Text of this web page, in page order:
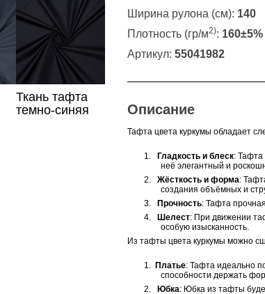
Ширина рулона (см): 140
Плотность (гр/м2): 160±5%
Артикул: 55041982
Описание
Тафта цвета куркумы обладает
1. Гладкость и блеск: Тафта
неё элегантный и
2.
Жёсткость и форма:
создания объёмных и
3.
Прочность: Тафта
4.
Шелест: При движении
особую изысканность.
Из тафты цвета куркумы можно
1. Платье: Тафта идеально
способности держать
2.
Юбка: Юбка из тафты
Ткань тафта
темно-синяя